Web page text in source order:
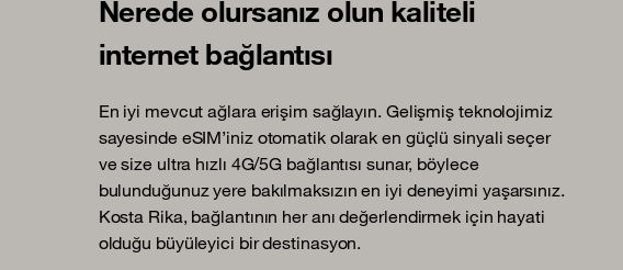
Nerede olursanız olun kaliteli
internet bağlantısı
En iyi mevcut ağlara erişim sağlayın. Gelişmiş teknolojimiz
sayesinde eSIM’iniz otomatik olarak en güçlü sinyali seçer
ve size ultra hızlı 4G/5G bağlantısı sunar, böylece
bulunduğunuz yere bakılmaksızın en iyi deneyimi yaşarsınız.
Kosta Rika, bağlantının her anı değerlendirmek için hayati
olduğu büyüleyici bir destinasyon.